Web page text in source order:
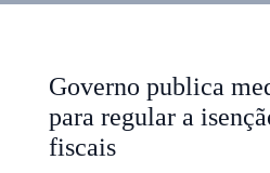
Governo publica
para regular a
fiscais